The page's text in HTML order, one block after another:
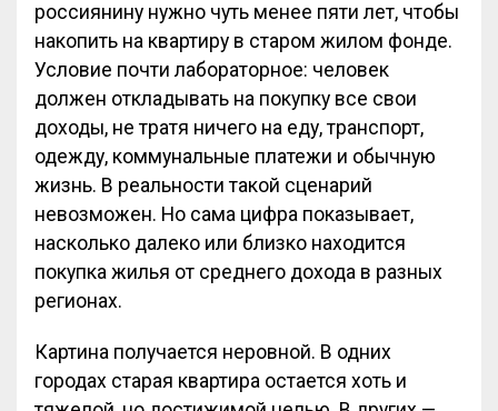
россиянину нужно чуть менее пяти лет, чтобы
накопить на квартиру в старом жилом фонде.
Условие почти лабораторное: человек
должен откладывать на покупку все свои
доходы, не тратя ничего на еду, транспорт,
одежду, коммунальные платежи и обычную
жизнь. В реальности такой сценарий
невозможен. Но сама цифра показывает,
насколько далеко или близко находится
покупка жилья от среднего дохода в разных
регионах.
Картина получается неровной. В одних
городах старая квартира остается хоть и